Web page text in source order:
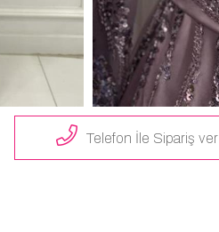
Telefon İle Sipariş ver